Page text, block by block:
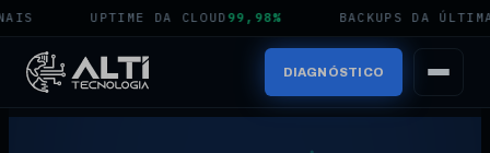
UPTIME DA CLOUD 99,98% BACKUPS DA ÚLTIMA
DIAGNÓSTICO